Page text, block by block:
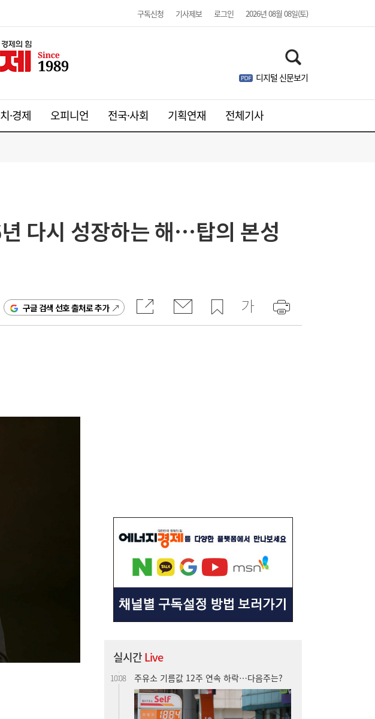
구독신청 기사제보 로그인 2026년 08월 08일(토)
디지털 신문보기
·경제 오피니언 전국·사회 기획연재 전체기사
다시 성장하는 해…탑의 본성
구글 검색 선호 출처로 추가
실시간Live
11:20
“역시 미국이 답”…코스피 폭락에 서학개미
10:59
“9억주 폭탄 버텼다”…스페이스X 이틀새
23% 폭등, 바닥 찍었나 [머니+]
10:08 주유소 기름값 12주 연속 하락…다음주는?